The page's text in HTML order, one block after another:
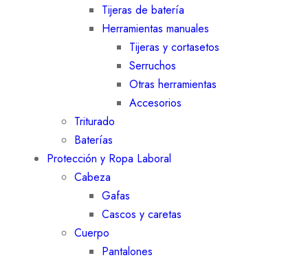
Tijeras de batería
Herramientas manuales
Tijeras y cortasetos
Serruchos
Otras herramientas
Accesorios
Triturado
Baterías
Protección y Ropa Laboral
Cabeza
Gafas
Cascos y caretas
Cuerpo
Pantalones